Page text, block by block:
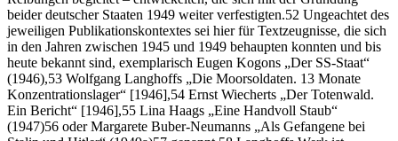
beider deutscher Staaten 1949 weiter verfestigten.52 Ungeachtet des
jeweiligen Publikationskontextes sei hier für Textzeugnisse, die sich
in den Jahren zwischen 1945 und 1949 behaupten konnten und bis
heute bekannt sind, exemplarisch Eugen Kogons „Der SS-Staat“
(1946),53 Wolfgang Langhoffs „Die Moorsoldaten. 13 Monate
Konzentrationslager“ [1946],54 Ernst Wiecherts „Der Totenwald.
Ein Bericht“ [1946],55 Lina Haags „Eine Handvoll Staub“
(1947)56 oder Margarete Buber-Neumanns „Als Gefangene bei